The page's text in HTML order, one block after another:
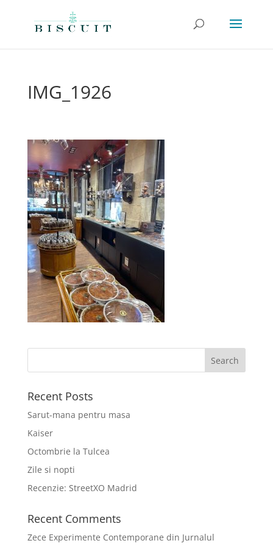
IMG_1926
Recent Posts
Sarut-mana pentru masa
Kaiser
Octombrie la Tulcea
Zile si nopti
Recenzie: StreetXO Madrid
Recent Comments
Zece Experimente Contemporane din Jurnalul